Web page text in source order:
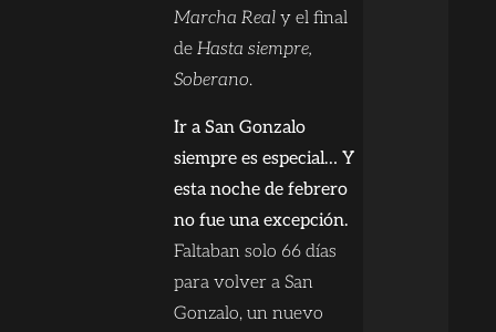
Marcha Realy el final
de Hasta siempre,
Soberano.
Ir a San Gonzalo
siempre es especial… Y
esta noche de febrero
no fue una excepción.
Faltaban solo 66 días
para volver a San
Gonzalo, un nuevo